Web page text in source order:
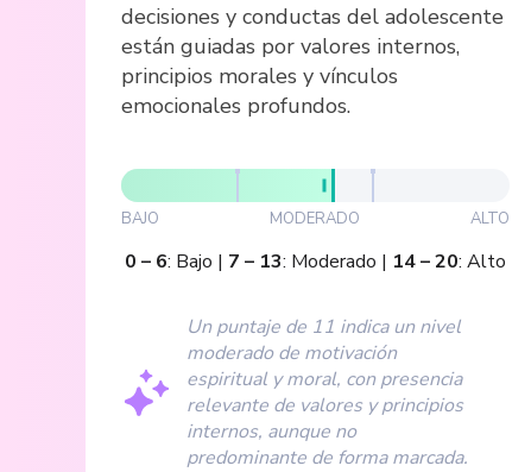
decisiones y conductas del adolescente
están guiadas por valores internos,
principios morales y vínculos
emocionales profundos.
BAJO MODERADO ALTO
0 – 6: Bajo | 7 – 13: Moderado | 14–20: Alto
Un puntaje de 11 indica un nivel
moderado de motivación
espiritual y moral, con presencia
relevante de valores y principios
internos, aunque no
predominante de forma marcada.